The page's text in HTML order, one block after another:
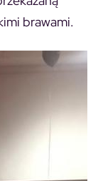
brawami.